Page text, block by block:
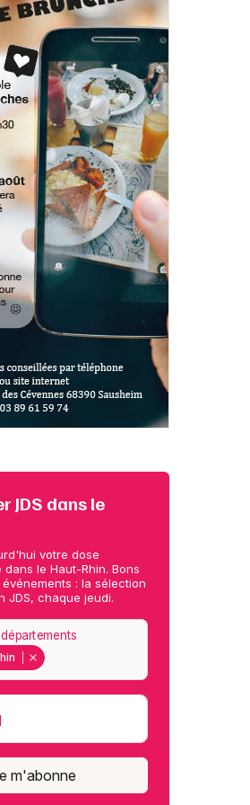
JDS dans le
votre dose
le Haut-Rhin. Bons
: la sélection
JDS, chaque jeudi.
m'abonne